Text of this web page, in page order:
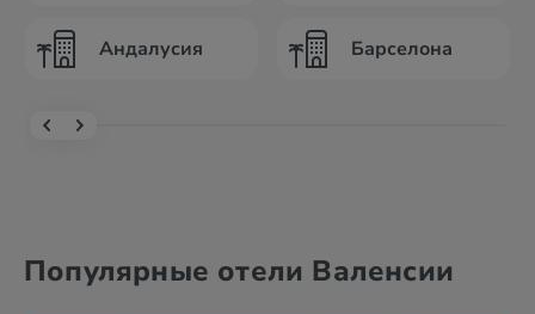
Андалусия Барселона
Популярные отели Валенсии